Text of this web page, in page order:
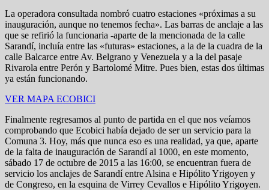
La operadora consultada nombró cuatro estaciones «próximas a su
inauguración, aunque no tenemos fecha». Las barras de anclaje a las
que se refirió la funcionaria -aparte de la mencionada de la calle
Sarandí, incluía entre las «futuras» estaciones, a la de la cuadra de la
calle Balcarce entre Av. Belgrano y Venezuela y a la del pasaje
Rivarola entre Perón y Bartolomé Mitre. Pues bien, estas dos últimas
ya están funcionando.
VER MAPA ECOBICI
Finalmente regresamos al punto de partida en el que nos veíamos
comprobando que Ecobici había dejado de ser un servicio para la
Comuna 3. Hoy, más que nunca eso es una realidad, ya que, aparte
de la falta de inauguración de Sarandí al 1000, en este momento,
sábado 17 de octubre de 2015 a las 16:00, se encuentran fuera de
servicio los anclajes de Sarandí entre Alsina e Hipólito Yrigoyen y
de Congreso, en la esquina de Virrey Cevallos e Hipólito Yrigoyen.